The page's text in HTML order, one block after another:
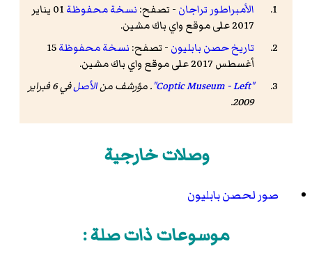
الأمبراطور تراجان - تصفح: نسخة محفوظة
01 يناير
2017 على موقع واي باك مشين.
تاريخ حصن بابليون - تصفح: نسخة محفوظة15
أغسطس 2017 على موقع واي باك مشين.
"Coptic Museum - Left"
. مؤرشف منالأصل
في 6 فبراير
2009.
وصلات خارجية
صور لحصن بابليون
موسوعات ذات صلة :